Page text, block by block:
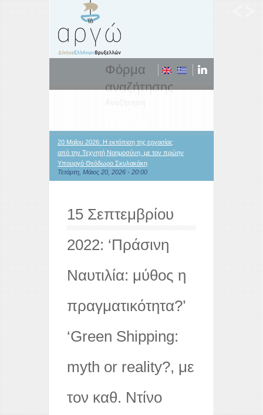
Φόρμα
αναζήτησης
20 Μαΐου 2026: Η εκτόπιση της εργασίας
από την Τεχνητή Νοημοσύνη, με τον πρώην
Υπουργό Θεόδωρο Σκυλακάκη
Τετάρτη, Μάιος 20, 2026 - 20:00
15 Σεπτεμβρίου
2022: ‘Πράσινη
Ναυτιλία: μύθος η
πραγματικότητα?’
‘Green Shipping:
myth or reality?, με
τον καθ. Ντίνο